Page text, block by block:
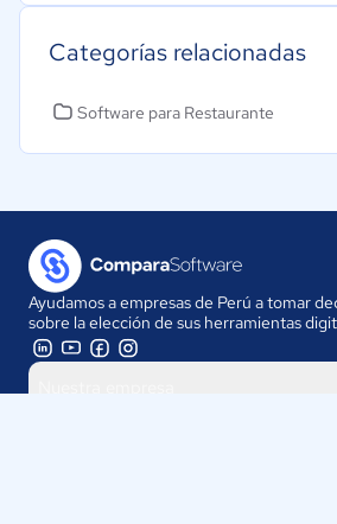
Categorías relacionadas
Software para Restaurante
Ayudamos a empresas de Perú a tomar
sobre la elección de sus herramientas